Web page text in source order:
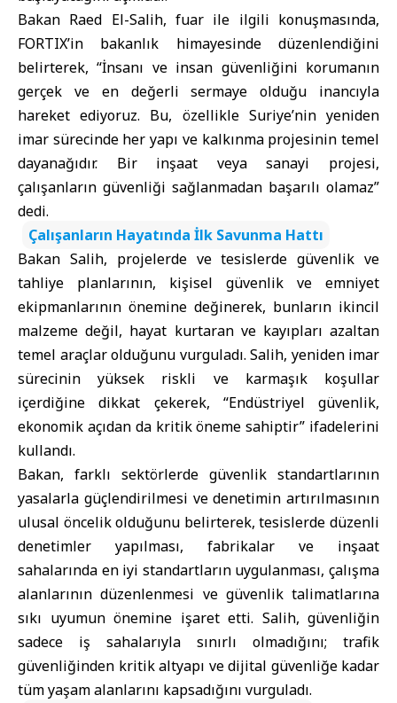
Bakan Raed El-Salih, fuar ile ilgili konuşmasında,
FORTIX’in bakanlık himayesinde düzenlendiğini
belirterek, “İnsanı ve insan güvenliğini korumanın
gerçek ve en değerli sermaye olduğu inancıyla
hareket ediyoruz. Bu, özellikle Suriye’nin yeniden
imar sürecinde her yapı ve kalkınma projesinin temel
dayanağıdır. Bir inşaat veya sanayi projesi,
çalışanların güvenliği sağlanmadan başarılı olamaz”
dedi.
Çalışanların Hayatında İlk Savunma Hattı
Bakan Salih, projelerde ve tesislerde güvenlik ve
tahliye planlarının, kişisel güvenlik ve emniyet
ekipmanlarının önemine değinerek, bunların ikincil
malzeme değil, hayat kurtaran ve kayıpları azaltan
temel araçlar olduğunu vurguladı. Salih, yeniden imar
sürecinin yüksek riskli ve karmaşık koşullar
içerdiğine dikkat çekerek, “Endüstriyel güvenlik,
ekonomik açıdan da kritik öneme sahiptir” ifadelerini
kullandı.
Bakan, farklı sektörlerde güvenlik standartlarının
yasalarla güçlendirilmesi ve denetimin artırılmasının
ulusal öncelik olduğunu belirterek, tesislerde düzenli
denetimler yapılması, fabrikalar ve inşaat
sahalarında en iyi standartların uygulanması, çalışma
alanlarının düzenlenmesi ve güvenlik talimatlarına
sıkı uyumun önemine işaret etti. Salih, güvenliğin
sadece iş sahalarıyla sınırlı olmadığını; trafik
güvenliğinden kritik altyapı ve dijital güvenliğe kadar
tüm yaşam alanlarını kapsadığını vurguladı.